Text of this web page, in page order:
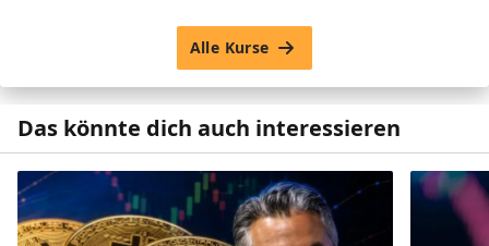
Alle Kurse
Das könnte dich auch interessieren